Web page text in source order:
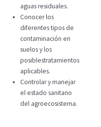
aguas residuales.
Conocer los
diferentes tipos de
contaminación en
suelos y los
posiblestratamientos
aplicables.
Controlar y manejar
el estado sanitario
del agroecosistema.